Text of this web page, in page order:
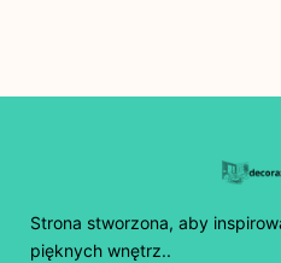
Strona stworzona, aby
pięknych wnętrz..